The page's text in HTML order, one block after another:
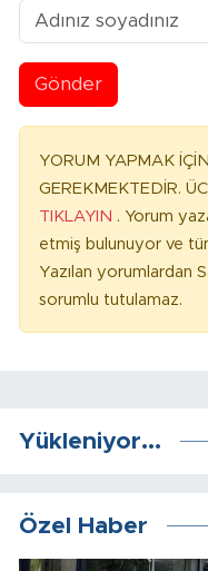
Gönder
YORUM YAPMAK
GEREKMEKTEDİR.
TIKLAYIN . Yorum
etmiş bulunuyor ve
Yazılan yorumlardan
sorumlu tutulamaz.
Yükleniyor...
Özel Haber